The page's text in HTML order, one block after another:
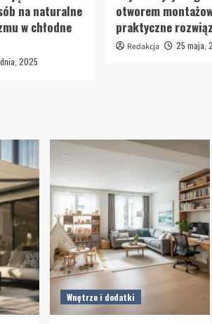
na naturalne
w chłodne
2025
otworem
praktyczne
Redakcja 25 maja,
Wnętrze i dodatki